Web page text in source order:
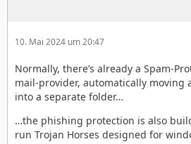
10. Mai 2024 um 20:47
Normally, there’s already a Spam-
mail-provider, automatically moving
into a separate folder…
…the phishing protection is also
run Trojan Horses designed for